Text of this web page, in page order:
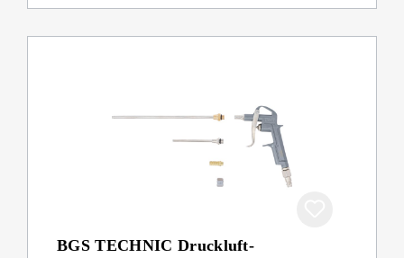
BGS TECHNIC Druckluft-